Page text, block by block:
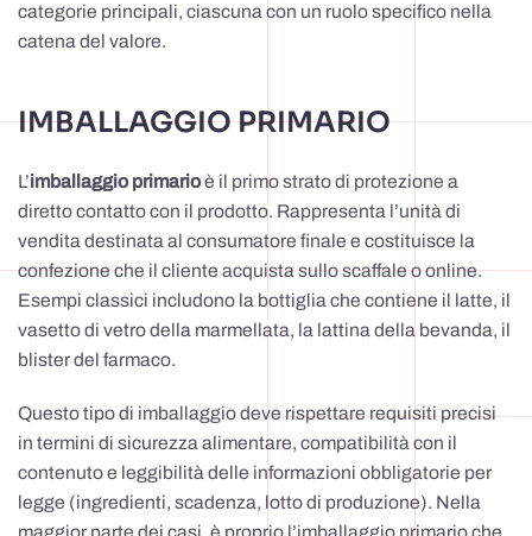
categorie principali, ciascuna con un ruolo specifico nella
catena del valore.
IMBALLAGGIO PRIMARIO
L’imballaggio primarioè il primo strato di protezione a
diretto contatto con il prodotto. Rappresenta l’unità di
vendita destinata al consumatore finale e costituisce la
confezione che il cliente acquista sullo scaffale o online.
Esempi classici includono la bottiglia che contiene il latte, il
vasetto di vetro della marmellata, la lattina della bevanda, il
blister del farmaco.
Questo tipo di imballaggio deve rispettare requisiti precisi
in termini di sicurezza alimentare, compatibilità con il
contenuto e leggibilità delle informazioni obbligatorie per
legge (ingredienti, scadenza, lotto di produzione). Nella
maggior parte dei casi, è proprio l’imballaggio primario che